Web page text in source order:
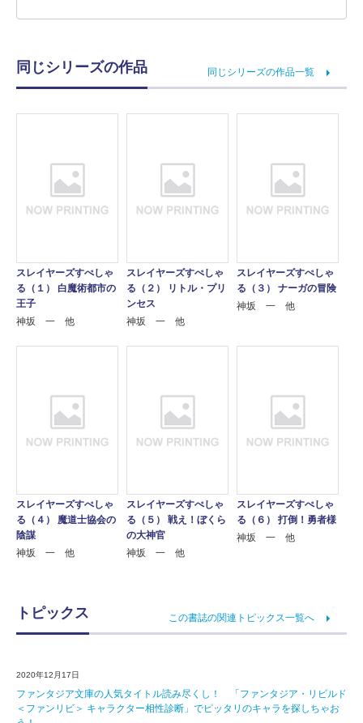
同じシリーズの作品 同じシリーズの作品一覧
スレイヤーズすぺしゃ
る（１） 白魔術都市の
王子
神坂 一 他
スレイヤーズすぺしゃ
る（２） リトル・プリ
ンセス
神坂 一 他
スレイヤーズすぺしゃ
る（３） ナーガの冒険
神坂 一 他
スレイヤーズすぺしゃ
る（４） 魔道士協会の
陰謀
神坂 一 他
スレイヤーズすぺしゃ
る（５） 戦え！ぼくら
の大神官
神坂 一 他
スレイヤーズすぺしゃ
る（６） 打倒！勇者様
神坂 一 他
トピックス この書誌の関連トピックス一覧へ
2020年12月17日
ファンタジア文庫の人気タイトル読み尽くし！ 「ファンタジア・リビルド
＜ファンリビ＞ キャラクター相性診断」でピッタリのキャラを探しちゃお